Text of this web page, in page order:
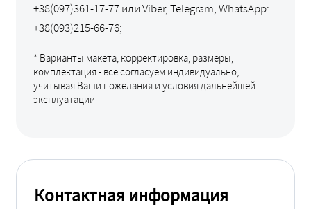
Контактная информация
+38(097)361-17-77 или Viber, Telegram, WhatsApp:
+38(093)215-66-76;
* Варианты макета, корректировка, размеры,
комплектация - все согласуем индивидуально,
учитывая Ваши пожелания и условия дальнейшей
эксплуатации